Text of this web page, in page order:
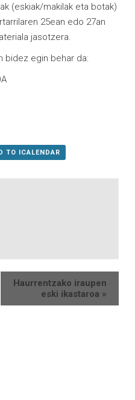
(eskiak/makilak eta botak)
25ean edo 27an
jasotzera.
bidez egin behar da:
TO ICALENDAR
Haurrentzako iraupen
eski ikastaroa »